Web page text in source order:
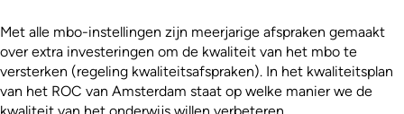
Met alle mbo-instellingen zijn meerjarige afspraken gemaakt
over extra investeringen om de kwaliteit van het mbo te
versterken (regeling kwaliteitsafspraken). In het kwaliteitsplan
van het ROC van Amsterdam staat op welke manier we de